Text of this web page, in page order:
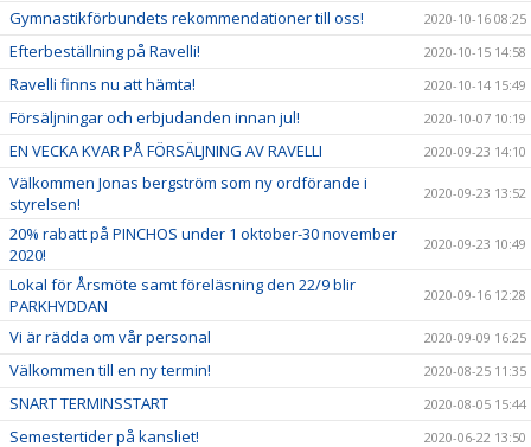
Gymnastikförbundets rekommendationer till oss! 2020-10-16 08:25
Efterbeställning på Ravelli! 2020-10-15 14:58
Ravelli finns nu att hämta! 2020-10-14 15:49
Försäljningar och erbjudanden innan jul! 2020-10-07 10:19
EN VECKA KVAR PÅ FÖRSÄLJNING AV RAVELLI 2020-09-23 14:10
Välkommen Jonas bergström som ny ordförande i
styrelsen!
2020-09-23 13:52
20% rabatt på PINCHOS under 1 oktober-30 november
2020!
2020-09-23 10:49
Lokal för Årsmöte samt föreläsning den 22/9 blir
PARKHYDDAN
2020-09-16 12:28
Vi är rädda om vår personal 2020-09-09 16:25
Välkommen till en ny termin! 2020-08-25 11:35
SNART TERMINSSTART 2020-08-05 15:44
Semestertider på kansliet! 2020-06-22 13:50